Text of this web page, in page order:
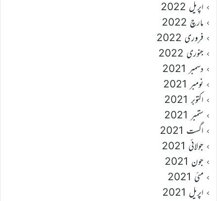
اپریل 2022
مارچ 2022
فروری 2022
جنوری 2022
دسمبر 2021
نومبر 2021
اکتوبر 2021
ستمبر 2021
اگست 2021
جولائی 2021
جون 2021
مئی 2021
اپریل 2021